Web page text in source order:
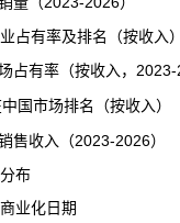
有率及排名（按收入
率（按收入，2023-
市场排名（按收入）
入（2023-2026）
布
业化日期